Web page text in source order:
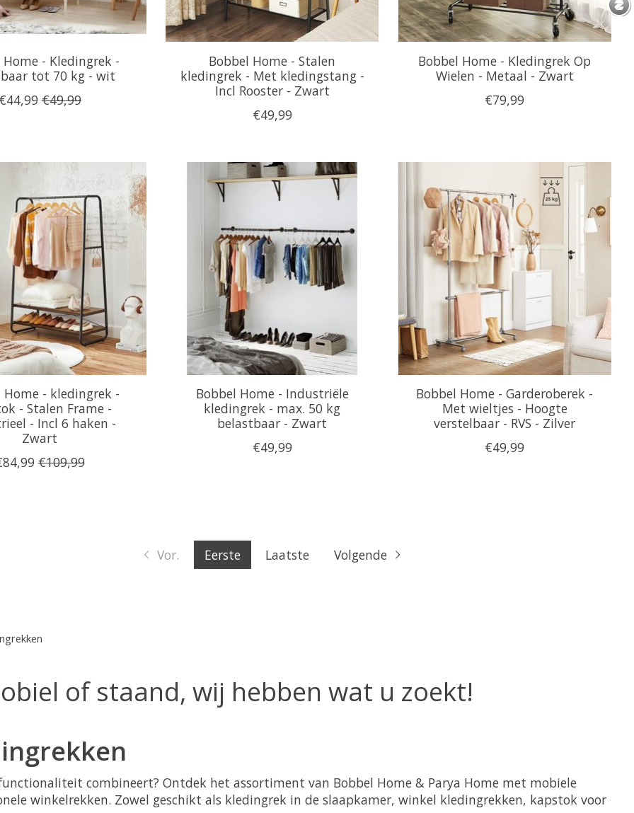
of staand, wij hebben wat u zoekt!
combineert? Ontdek het assortiment van Bobbel Home & Parya Home met mobiele
winkelrekken. Zowel geschikt als kledingrek in de slaapkamer, winkel kledingrekken, kapstok voor
Home - Kledingrek -
tot 70 kg - wit
€44,99 €49,99
Bobbel Home - Stalen
kledingrek - Met kledingstang -
Incl Rooster - Zwart
€49,99
Bobbel Home - Kledingrek Op
Wielen - Metaal - Zwart
€79,99
Home - kledingrek -
- Stalen Frame -
- Incl 6 haken -
Zwart
€109,99
Bobbel Home - Industriële
kledingrek - max. 50 kg
belastbaar - Zwart
€49,99
Bobbel Home - Garderoberek -
Met wieltjes - Hoogte
verstelbaar - RVS - Zilver
€49,99
Vor. Eerste Laatste Volgende